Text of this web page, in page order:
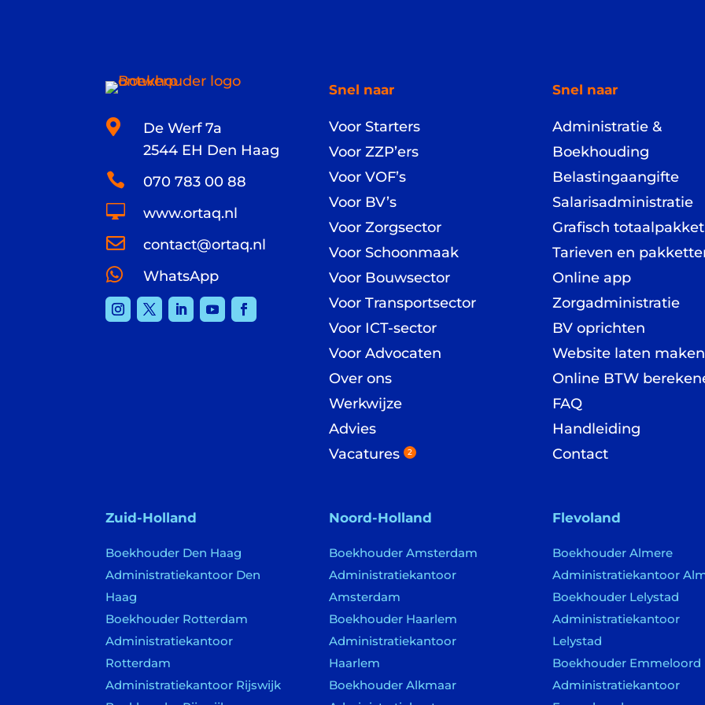

De Werf 7a
2544 EH Den Haag
 070 783 00 88
 www.ortaq.nl
 contact@ortaq.nl
 WhatsApp
Snel naar
Voor Starters
Voor ZZP’ers
Voor VOF’s
Voor BV’s
Voor Zorgsector
Voor Schoonmaak
Voor Bouwsector
Voor Transportsector
Voor ICT-sector
Voor Advocaten
Over ons
Werkwijze
Advies
Vacatures
2
Snel naar
Administratie &
Boekhouding
Belastingaangifte
Salarisadministratie
Grafisch totaalpakket
Tarieven en
Online app
Zorgadministratie
BV oprichten
Website laten maken
Online BTW
FAQ
Handleiding
Contact
Zuid-Holland
Boekhouder Den Haag
Administratiekantoor Den
Haag
Boekhouder Rotterdam
Administratiekantoor
Rotterdam
Administratiekantoor Rijswijk
Noord-Holland
Boekhouder Amsterdam
Administratiekantoor
Amsterdam
Boekhouder Haarlem
Administratiekantoor
Haarlem
Boekhouder Alkmaar
Flevoland
Boekhouder Almere
Administratiekantoor
Boekhouder Lelystad
Administratiekantoor
Lelystad
Boekhouder Emmeloord
Administratiekantoor